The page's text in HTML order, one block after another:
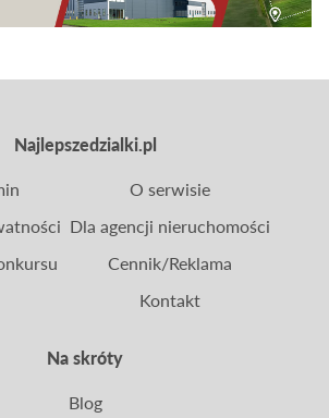
Najlepszedzialki.pl
Na skróty
O serwisie
Dla agencji nieruchomości
Cennik/Reklama
Kontakt
Blog